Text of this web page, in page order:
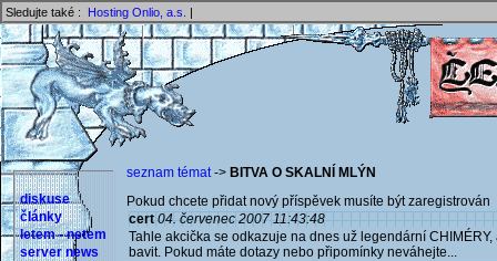
Sledujte také : Hosting Onlio, a.s. |
diskuse
články
letem - netem
server news
seznam témat-> BITVA O SKALNÍ MLÝN
Pokud chcete přidat nový příspěvek musíte být
cert 04. červenec 2007 11:43:48
Tahle akcička se odkazuje na dnes už legendární
bavit. Pokud máte dotazy nebo připomínky neváhejte...